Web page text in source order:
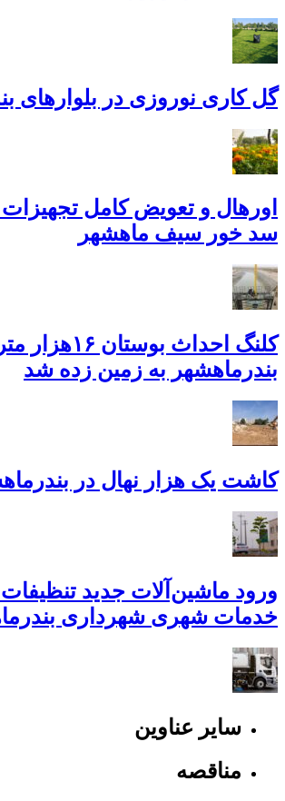
گل کاری نوروزی در بلوارهای
اورهال و تعویض کامل
سد خور سیف ماهشهر
کلنگ احداث بوستان
بندرماهشهر به زمین زده شد
کاشت یک هزار نهال در
ورود ماشین‌آلات جدید تنظیفات
خدمات شهری شهرداری
سایر عناوین
مناقصه